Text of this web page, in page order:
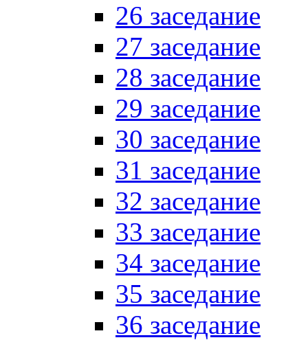
26 заседание
27 заседание
28 заседание
29 заседание
30 заседание
31 заседание
32 заседание
33 заседание
34 заседание
35 заседание
36 заседание